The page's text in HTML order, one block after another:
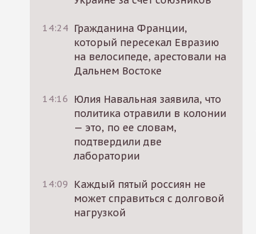
14:24 Гражданина Франции,
который пересекал Евразию
на велосипеде, арестовали на
Дальнем Востоке
14:16 Юлия Навальная заявила, что
политика отравили в колонии
— это, по ее словам,
подтвердили две
лаборатории
14:09 Каждый пятый россиян не
может справиться с долговой
нагрузкой